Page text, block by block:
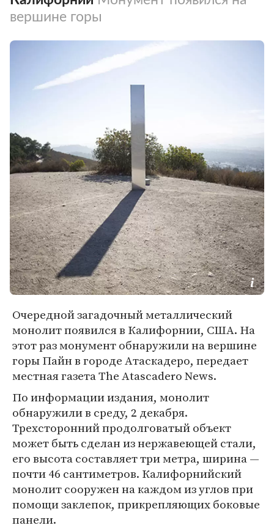
вершине горы
Очередной загадочный металлический
монолит появился в Калифорнии, США. На
этот раз монумент обнаружили на вершине
горы Пайн в городе Атаскадеро, передает
местная газета The Atascadero News.
По информации издания, монолит
обнаружили в среду, 2 декабря.
Трехсторонний продолговатый объект
может быть сделан из нержавеющей стали,
его высота составляет три метра, ширина —
почти 46 сантиметров. Калифорнийский
монолит сооружен на каждом из углов при
помощи заклепок, прикрепляющих боковые
панели.